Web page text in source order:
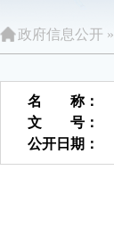
政府信息公开 »
名 称：
文 号：
公开日期：